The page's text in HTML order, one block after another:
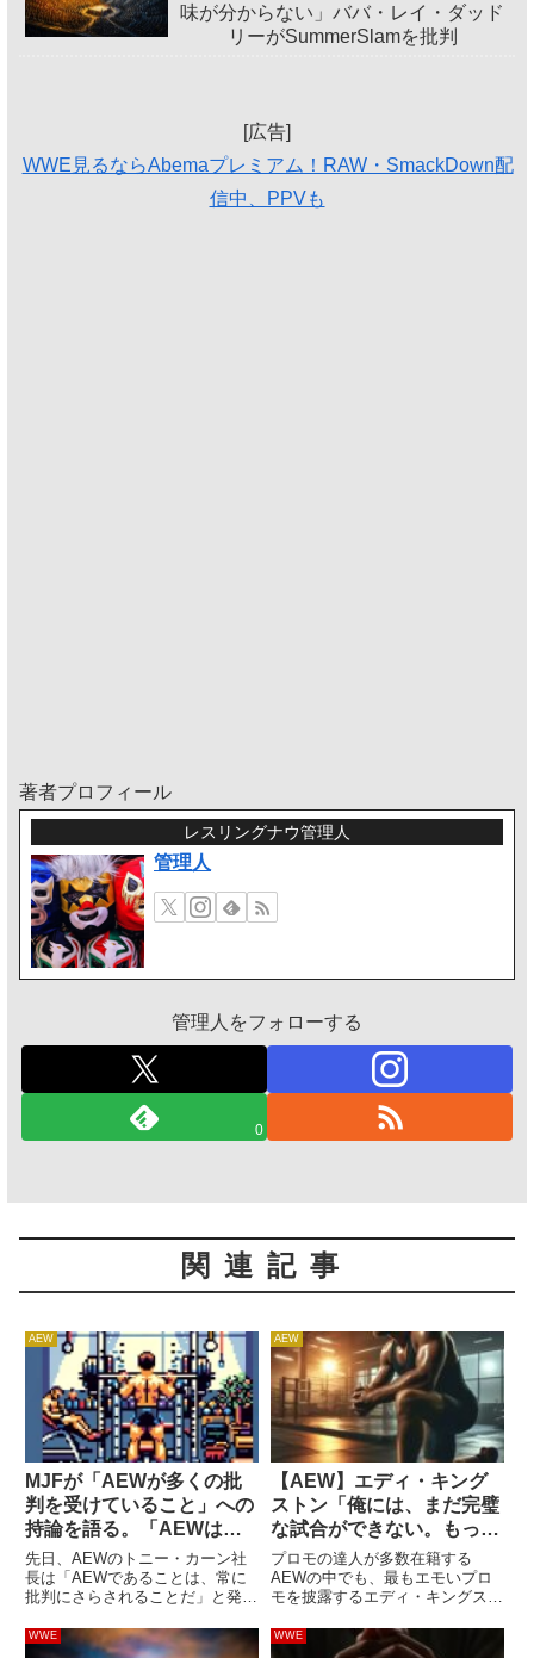
味が分からない」ババ・レイ・ダッド
リーがSummerSlamを批判
[広告]
WWE見るならAbemaプレミアム！RAW・SmackDown配
信中、PPVも
著者プロフィール
レスリングナウ管理人
管理人
管理人をフォローする
0
関連記事
AEW
MJFが「AEWが多くの批
判を受けていること」への
持論を語る。「AEWは新
しく、他と異なるから怖が
られる」
先日、AEWのトニー・カーン社
長は「AEWであることは、常に
批判にさらされることだ」と発言
にウィークリー番組Dynamiteの
放送が始まってから約4年。問題
AEW
【AEW】エディ・キング
ストン「俺には、まだ完璧
な試合ができない。もっと
上手くなって、たくさんの
人たちに見てもらいたい
よ」
プロモの達人が多数在籍する
AEWの中でも、最もエモいプロ
モを披露するエディ・キングスト
熱が込められており、観客の心を
揺さぶります。2023年に新日本
WWE WWE